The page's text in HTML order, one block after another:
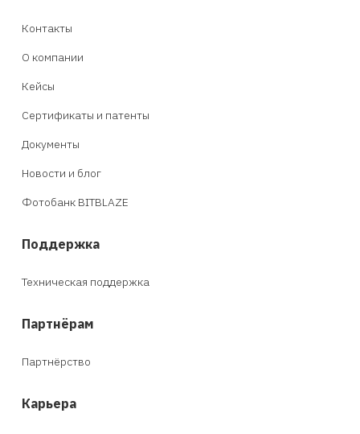
Контакты
О компании
Кейсы
Сертификаты и патенты
Документы
Новости и блог
Фотобанк BITBLAZE
Поддержка
Техническая поддержка
Партнёрам
Партнёрство
Карьера